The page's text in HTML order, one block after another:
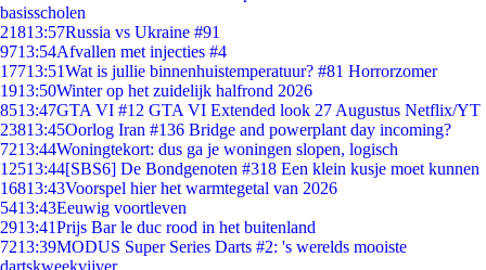
basisscholen
21813:57Russia vs Ukraine #91
9713:54Afvallen met injecties #4
17713:51Wat is jullie binnenhuistemperatuur? #81 Horrorzomer
1913:50Winter op het zuidelijk halfrond 2026
8513:47GTA VI #12 GTA VI Extended look 27 Augustus Netflix/YT
23813:45Oorlog Iran #136 Bridge and powerplant day incoming?
7213:44Woningtekort: dus ga je woningen slopen, logisch
12513:44[SBS6] De Bondgenoten #318 Een klein kusje moet kunnen
16813:43Voorspel hier het warmtegetal van 2026
5413:43Eeuwig voortleven
2913:41Prijs Bar le duc rood in het buitenland
7213:39MODUS Super Series Darts #2: 's werelds mooiste
dartskweekvijver